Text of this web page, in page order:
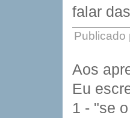
falar
Publicado
Aos
Eu
1 - "se